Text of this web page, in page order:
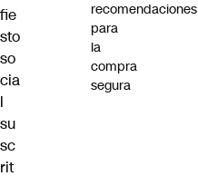
fie
sto
so
cia
l
su
sc
rit
recomendaciones
para
la
compra
segura